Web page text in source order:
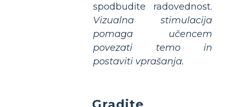
spodbudite radovednost.
Vizualna stimulacija
pomaga učencem
povezati temo in
postaviti vprašanja.